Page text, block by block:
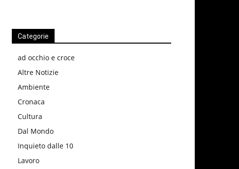
Categorie
ad occhio e croce
Altre Notizie
Ambiente
Cronaca
Cultura
Dal Mondo
Inquieto dalle 10
Lavoro